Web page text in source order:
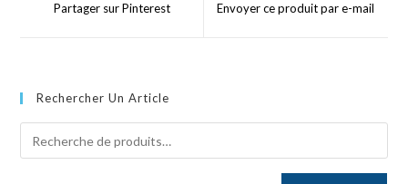
Partager sur Pinterest Envoyer ce produit par e-mail
Rechercher Un Article